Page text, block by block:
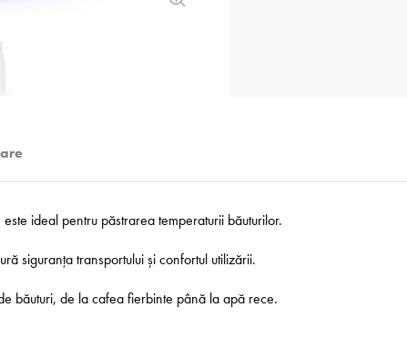
ideal pentru păstrarea temperaturii băuturilor.
siguranța transportului și confortul utilizării.
băuturi, de la cafea fierbinte până la apă rece.